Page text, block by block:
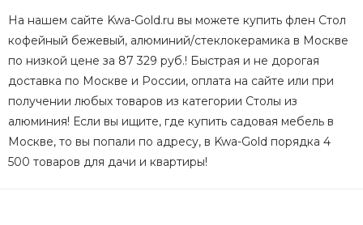
На нашем сайте Kwa-Gold.ru вы можете купить флен Стол
кофейный бежевый, алюминий/стеклокерамика в Москве
по низкой цене за 87 329 руб.! Быстрая и не дорогая
доставка по Москве и России, оплата на сайте или при
получении любых товаров из категории Столы из
алюминия! Если вы ищите, где купить садовая мебель в
Москве, то вы попали по адресу, в Kwa-Gold порядка 4
500 товаров для дачи и квартиры!